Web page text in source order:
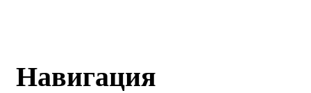
Навигация